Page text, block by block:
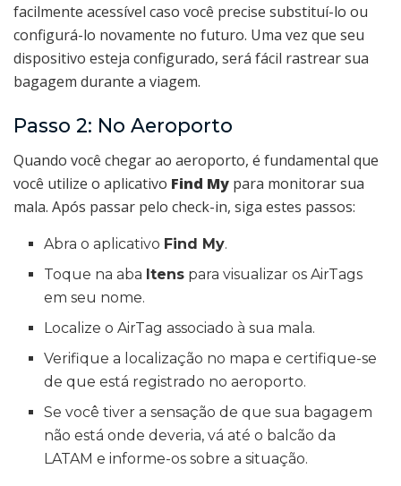
facilmente acessível caso você precise substituí-lo ou
configurá-lo novamente no futuro. Uma vez que seu
dispositivo esteja configurado, será fácil rastrear sua
bagagem durante a viagem.
Passo 2: No Aeroporto
Quando você chegar ao aeroporto, é fundamental que
você utilize o aplicativo Find My para monitorar sua
mala. Após passar pelo check-in, siga estes passos:
Abra o aplicativo Find My.
Toque na aba Itens para visualizar os AirTags
em seu nome.
Localize o AirTag associado à sua mala.
Verifique a localização no mapa e certifique-se
de que está registrado no aeroporto.
Se você tiver a sensação de que sua bagagem
não está onde deveria, vá até o balcão da
LATAM e informe-os sobre a situação.